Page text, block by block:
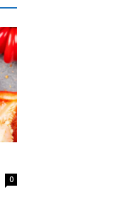
0